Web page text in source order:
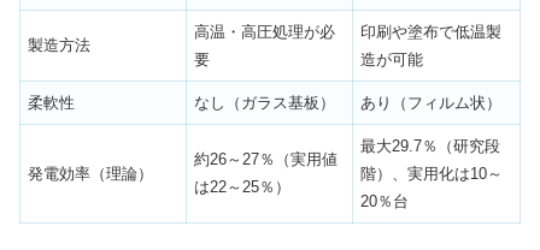
製造方法
高温・高圧処理が必
要
印刷や塗布で低温製
造が可能
柔軟性 なし（ガラス基板） あり（フィルム状）
発電効率（理論）
約26～27％（実用値
は22～25％）
最大29.7％（研究段
階）、実用化は10～
20％台